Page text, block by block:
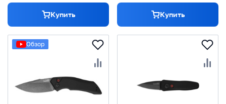
Купить Купить
Обзор